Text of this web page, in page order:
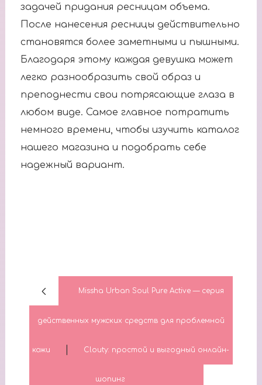
задачей придания ресницам объема.
После нанесения ресницы действительно
становятся более заметными и пышными.
Благодаря этому каждая девушка может
легко разнообразить свой образ и
преподнести свои потрясающие глаза в
любом виде. Самое главное потратить
немного времени, чтобы изучить каталог
нашего магазина и подобрать себе
надежный вариант.
Missha Urban Soul Pure Active — серия
действенных мужских средств для проблемной
кожи Clouty: простой и выгодный онлайн-
шопинг